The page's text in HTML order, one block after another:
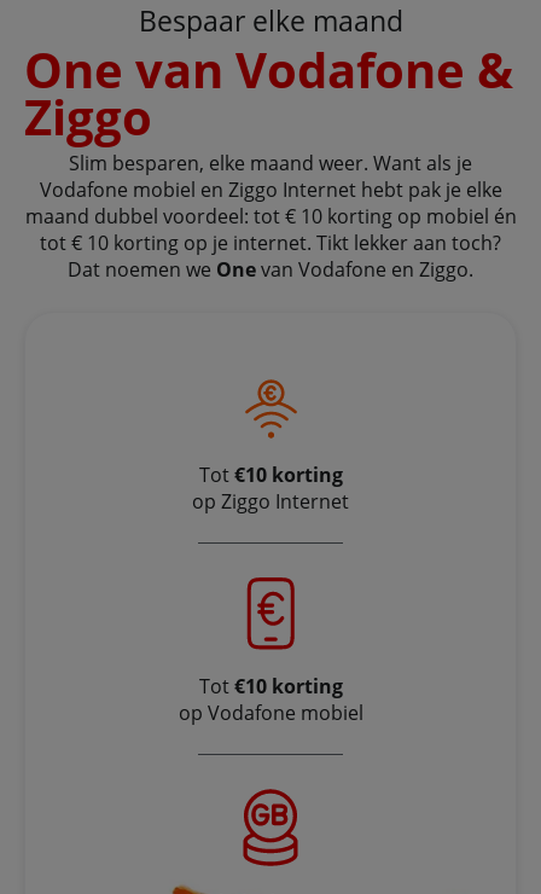
Bespaar elke maand
One van Vodafone &
Ziggo
Slim besparen, elke maand weer. Want als je
Vodafone mobiel en Ziggo Internet hebt pak je elke
maand dubbel voordeel: tot € 10 korting op mobiel én
tot € 10 korting op je internet. Tikt lekker aan toch?
Dat noemen we Onevan Vodafone en Ziggo.
Tot€10 korting
op Ziggo Internet
Tot€10 korting
op Vodafone mobiel